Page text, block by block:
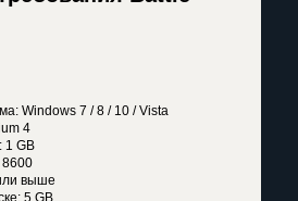
Windows 7 / 8 / 10 / Vista
4
1 GB
8600
выше
5 GB